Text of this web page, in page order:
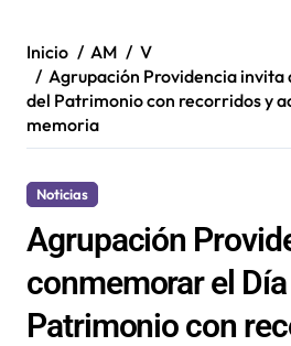
Inicio AM
V
Agrupación Providencia invita
del Patrimonio con recorridos y
memoria
Noticias
Agrupación
conmemorar el
Patrimonio con